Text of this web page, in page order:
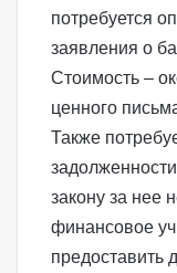
потребуется
заявления о
Стоимость –
ценного
Также
закону за нее
финансовое
предоставить